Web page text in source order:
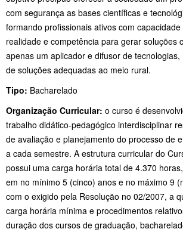
com segurança as bases científicas e
formando profissionais ativos com
realidade e competência para gerar soluções
apenas um aplicador e difusor de
de soluções adequadas ao meio rural.
Tipo: Bacharelado
Organização Curricular: o curso é
trabalho didático-pedagógico interdisciplinar
de avaliação e planejamento do processo de
a cada semestre. A estrutura curricular do
possui uma carga horária total de 4.370
em no mínimo 5 (cinco) anos e no máximo 9
com o exigido pela Resolução no 02/2007, a
carga horária mínima e procedimentos
duração dos cursos de graduação,